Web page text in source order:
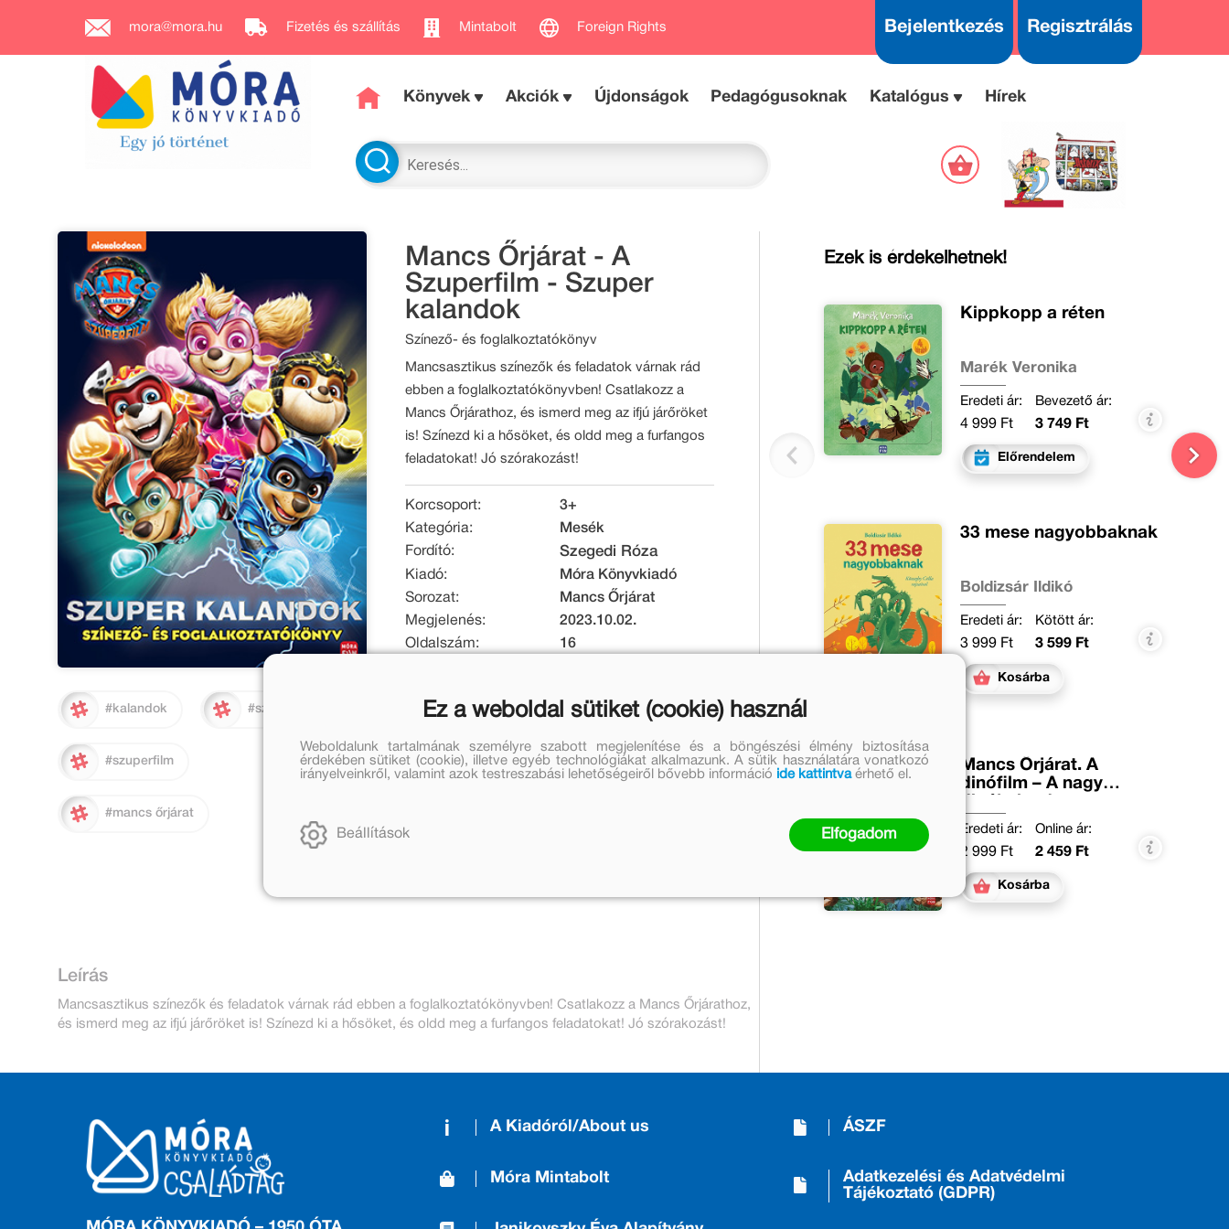
mora@mora.hu Fizetés és szállítás Mintabolt Foreign Rights Bejelentkezés Regisztrálás
Könyvek Akciók Újdonságok Pedagógusoknak Katalógus Hírek
#kalandok #szupererő
#szuperfilm
#mancs őrjárat
Mancs Őrjárat - A
Szuperfilm - Szuper
kalandok
Színező- és foglalkoztatókönyv
Mancsasztikus színezők és feladatok várnak rád
ebben a foglalkoztatókönyvben! Csatlakozz a
Mancs Őrjárathoz, és ismerd meg az ifjú járőröket
is! Színezd ki a hősöket, és oldd meg a furfangos
feladatokat! Jó szórakozást!
Korcsoport:
3+
Kategória:
Mesék
Fordító:
Szegedi Róza
Kiadó:
Móra Könyvkiadó
Sorozat:
Mancs Őrjárat
Megjelenés:
2023.10.02.
Oldalszám:
16
Kötésmód:
puha kötés
Tömeg [g]:
85
999 Ft
Leírás
Mancsasztikus színezők és feladatok várnak rád ebben a foglalkoztatókönyvben! Csatlakozz a Mancs Őrjárathoz,
és ismerd meg az ifjú járőröket is! Színezd ki a hősöket, és oldd meg a furfangos feladatokat! Jó szórakozást!
Ezek is érdekelhetnek!
Kippkopp a réten
Marék Veronika
Eredeti ár:
4 999 Ft
Bevezető ár:
3 749 Ft
Előrendelem
33 mese nagyobbaknak
Boldizsár Ildikó
Eredeti ár:
3 999 Ft
Kötött ár:
3 599 Ft
Kosárba
Mancs Őrjárat. A
dinófilm – A nagy
Eredeti ár:
2 999 Ft
Online ár:
2 459 Ft
Kosárba
A Kiadóról/About us
Móra Mintabolt
ÁSZF
Adatkezelési és Adatvédelmi
Tájékoztató (GDPR)
Ez a weboldal sütiket (cookie) használ
Weboldalunk tartalmának személyre szabott megjelenítése és a böngészési élmény biztosítása
érdekében sütiket (cookie), illetve egyéb technológiákat alkalmazunk. A sütik használatára vonatkozó
irányelveinkről, valamint azok testreszabási lehetőségeiről bővebb információ ide kattintvaérhető el.
Beállítások Elfogadom